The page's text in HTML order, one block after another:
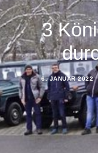
3
6. JANUAR 2022